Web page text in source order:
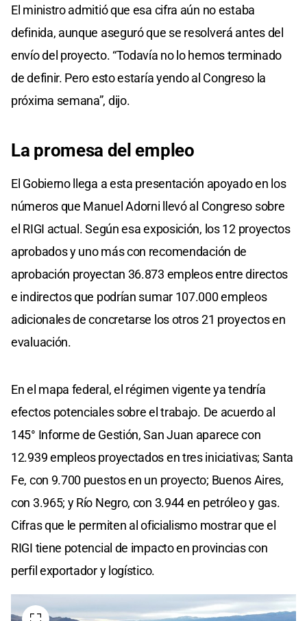
El ministro admitió que esa cifra aún no estaba
definida, aunque aseguró que se resolverá antes del
envío del proyecto. “Todavía no lo hemos terminado
de definir. Pero esto estaría yendo al Congreso la
próxima semana”, dijo.
La promesa del empleo
El Gobierno llega a esta presentación apoyado en los
números que Manuel Adorni llevó al Congreso sobre
el RIGI actual. Según esa exposición, los 12 proyectos
aprobados y uno más con recomendación de
aprobación proyectan 36.873 empleos entre directos
e indirectos que podrían sumar 107.000 empleos
adicionales de concretarse los otros 21 proyectos en
evaluación.
En el mapa federal, el régimen vigente ya tendría
efectos potenciales sobre el trabajo. De acuerdo al
145° Informe de Gestión, San Juan aparece con
12.939 empleos proyectados en tres iniciativas; Santa
Fe, con 9.700 puestos en un proyecto; Buenos Aires,
con 3.965; y Río Negro, con 3.944 en petróleo y gas.
Cifras que le permiten al oficialismo mostrar que el
RIGI tiene potencial de impacto en provincias con
perfil exportador y logístico.